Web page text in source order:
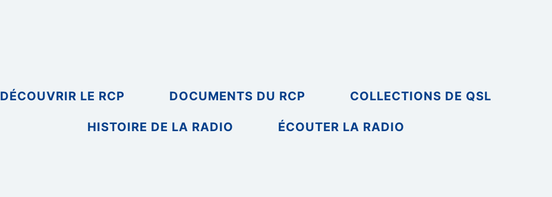
DÉCOUVRIR LE RCP DOCUMENTS DU RCP COLLECTIONS DE QSL
HISTOIRE DE LA RADIO ÉCOUTER LA RADIO